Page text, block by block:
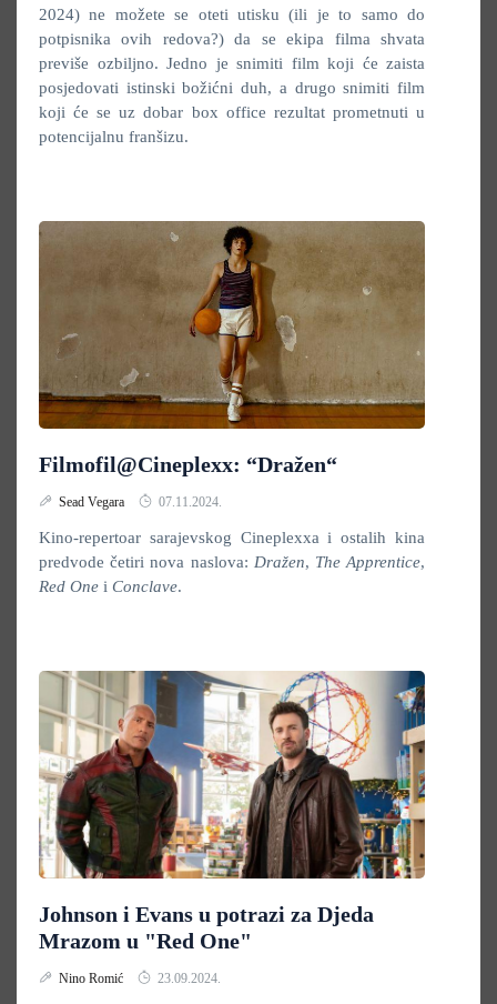
2024) ne možete se oteti utisku (ili je to samo do
potpisnika ovih redova?) da se ekipa filma shvata
previše ozbiljno. Jedno je snimiti film koji će zaista
posjedovati istinski božićni duh, a drugo snimiti film
koji će se uz dobar box office rezultat prometnuti u
potencijalnu franšizu.
Filmofil@Cineplexx: “Dražen“
Sead Vegara 07.11.2024.
Kino-repertoar sarajevskog Cineplexxa i ostalih kina
predvode četiri nova naslova: Dražen, The Apprentice,
Red One i Conclave.
Johnson i Evans u potrazi za Djeda
Mrazom u "Red One"
Nino Romić 23.09.2024.